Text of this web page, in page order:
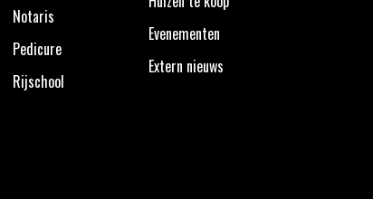
Notaris
Pedicure
Rijschool
Evenementen
Extern nieuws